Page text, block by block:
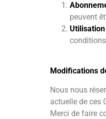
peuvent
Modifications
Nous nous
actuelle de ces
Merci de faire